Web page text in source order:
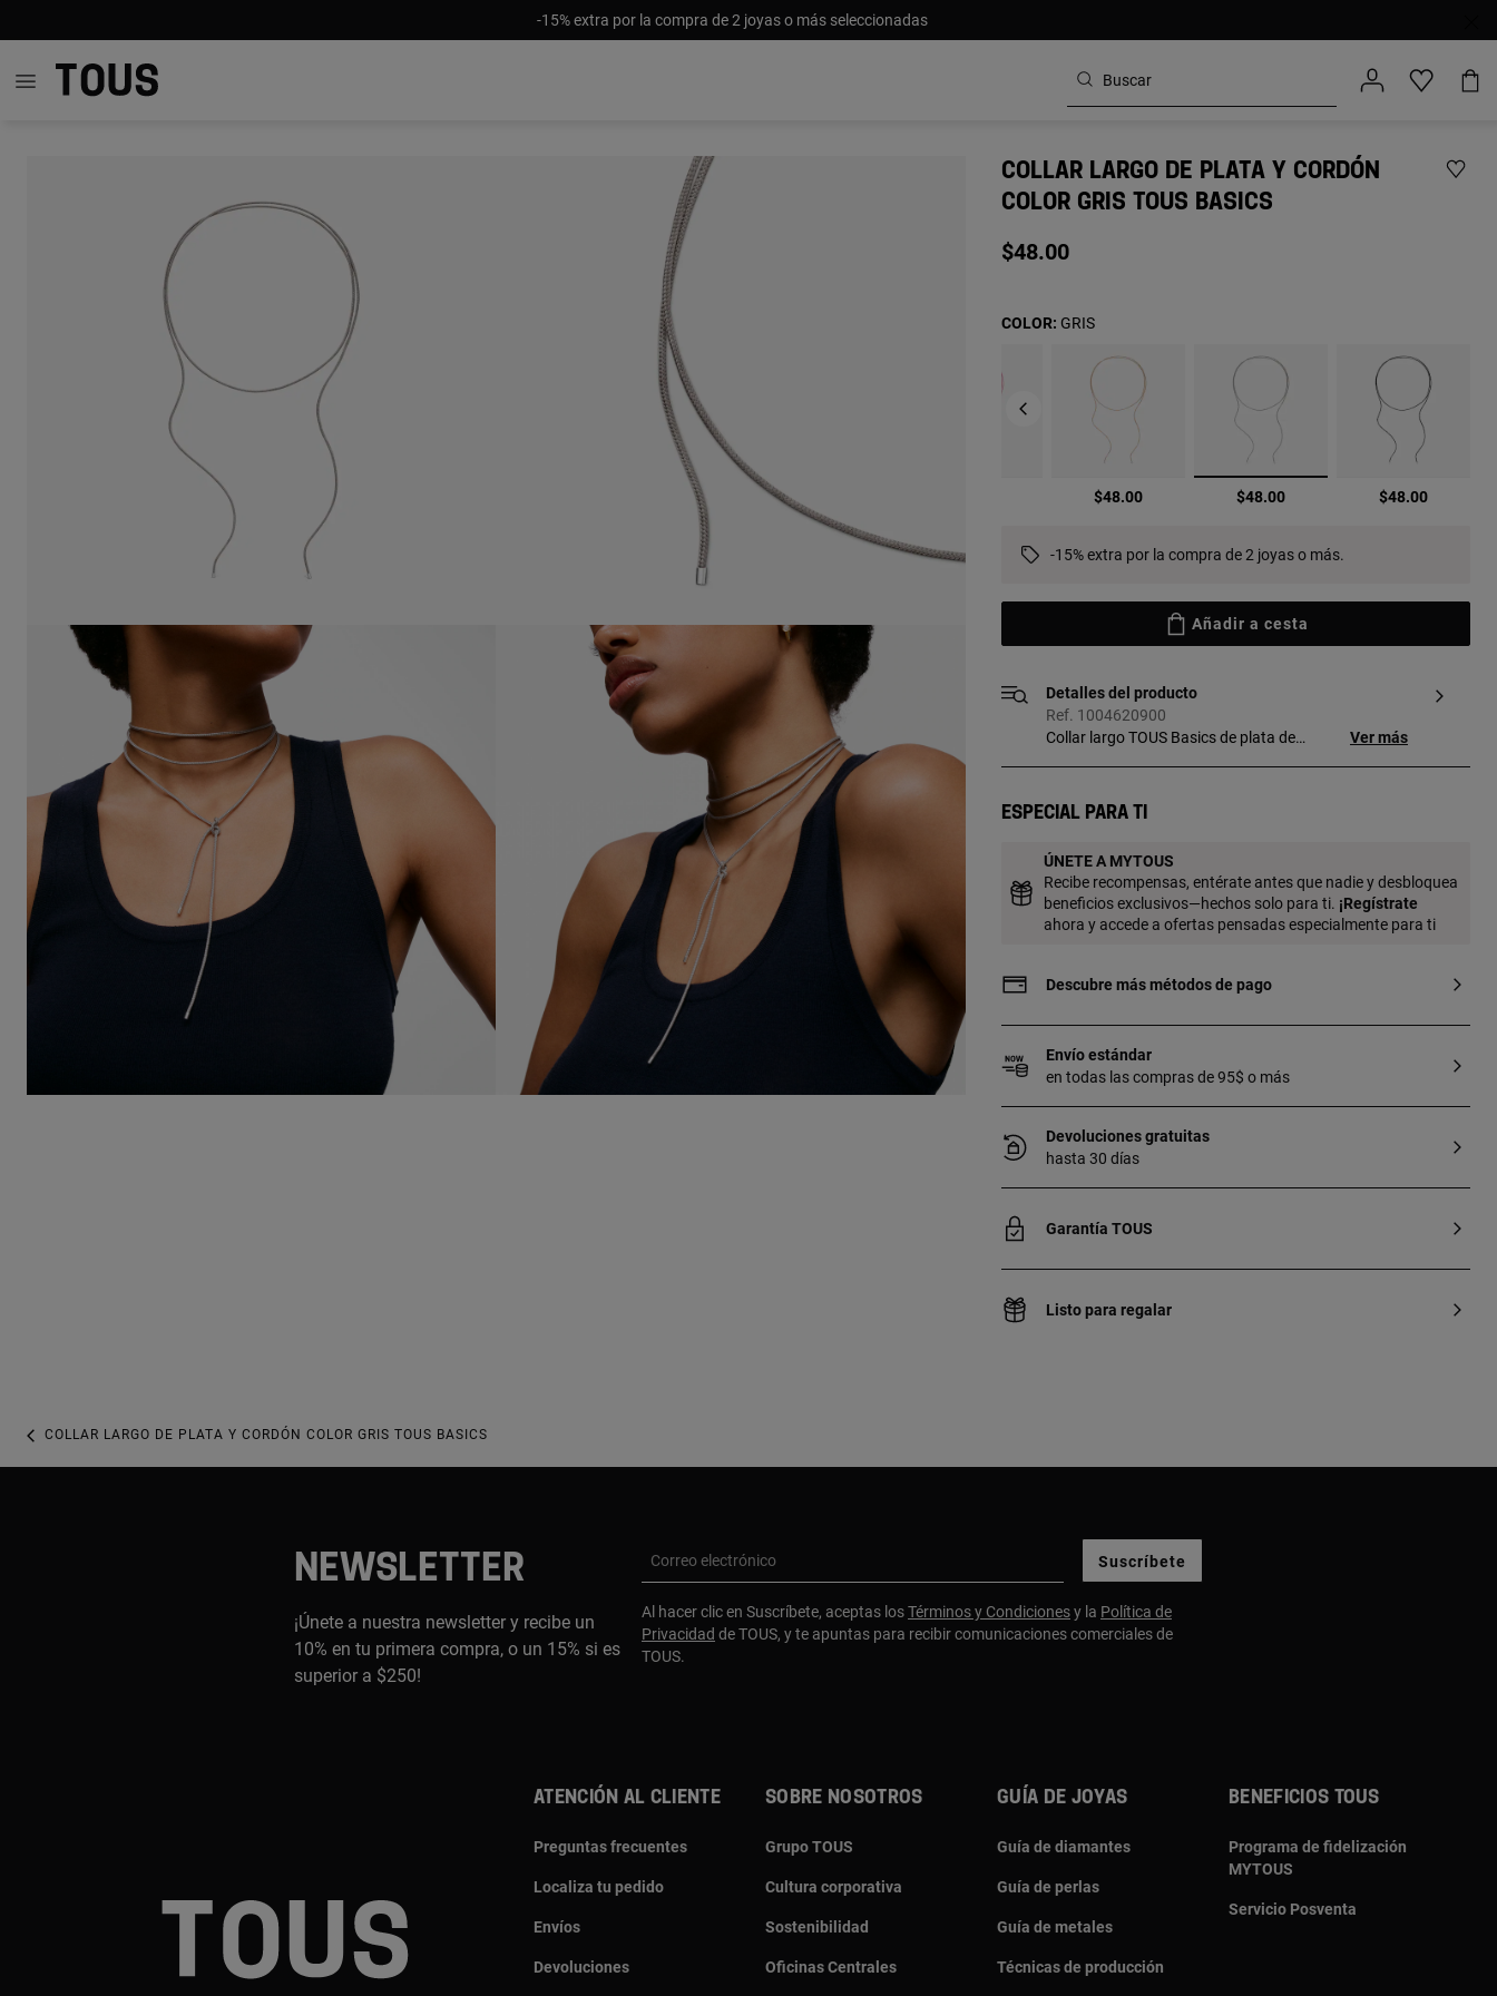
-15% extra por la compra de 2 joyas o más seleccionadas
COLLAR LARGO DE PLATA Y CORDÓN
COLOR GRIS TOUS BASICS
$48.00
$48.00 $48.00 seleccionado
$48.00 $48.00
COLOR: GRIS
-15% extra por la compra de 2 joyas o más.
Añadir a cesta
Detalles del producto
Ref. 1004620900
Collar largo TOUS Basics de plata de
Nota: como cierre, combinable con las
Ver más
Especial para ti
ÚNETE A MYTOUS
Recibe recompensas, entérate antes que nadie y desbloquea
beneficios exclusivos—hechos solo para ti. ¡Regístrate
ahora y accede a ofertas pensadas especialmente para ti
Descubre más métodos de pago
Envío estándar
en todas las compras de 95$ o más
Devoluciones gratuitas
hasta 30 días
Garantía TOUS
Listo para regalar
COLLAR LARGO DE PLATA Y CORDÓN COLOR GRIS TOUS BASICS
NEWSLETTER
¡Únete a nuestra newsletter y recibe un
10% en tu primera compra, o un 15% si es
superior a $250!
Correo electrónico Suscríbete
Al hacer clic en Suscríbete, aceptas losTérminos y Condicionesy la Política de
Privacidad de TOUS, y te apuntas para recibir comunicaciones comerciales de
TOUS.
ATENCIÓN AL CLIENTE
Preguntas frecuentes
Localiza tu pedido
Envíos
Devoluciones
SOBRE NOSOTROS
Grupo TOUS
Cultura corporativa
Sostenibilidad
Oficinas Centrales
GUÍA DE JOYAS
Guía de diamantes
Guía de perlas
Guía de metales
Técnicas de producción
BENEFICIOS TOUS
Programa de fidelización
MYTOUS
Servicio Posventa